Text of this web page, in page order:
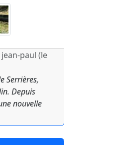
paul (le
Serrières,
Depuis
nouvelle